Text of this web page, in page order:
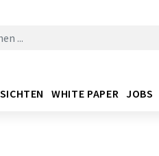
WHITE PAPER JOBS